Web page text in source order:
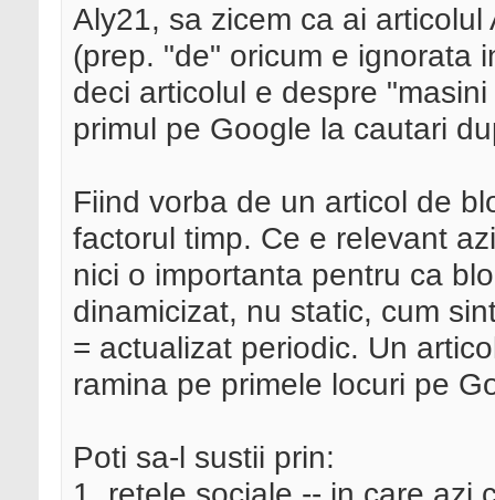
Aly21, sa zicem ca ai
(prep. "de" oricum e ignorata
deci articolul e despre
primul pe Google la cautari
Fiind vorba de un articol de
factorul timp. Ce e relevant
nici o importanta pentru ca
dinamicizat, nu static, cum
= actualizat periodic. Un
ramina pe primele locuri pe
Poti sa-l sustii prin: